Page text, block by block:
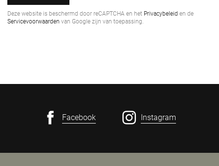
Deze website is beschermd door reCAPTCHA en het Privacybeleid en de
Servicevoorwaarden van Google zijn van toepassing.
Facebook Instagram